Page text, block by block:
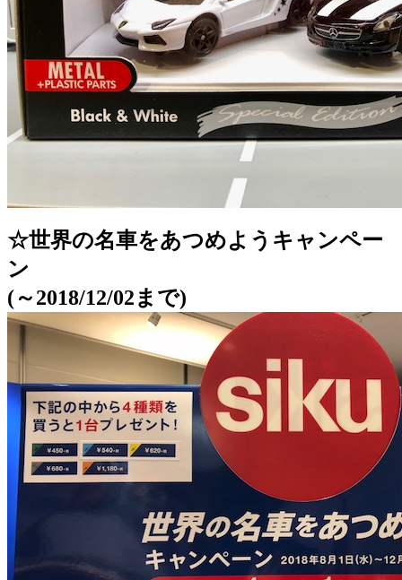
☆世界の名車をあつめようキャンペー
ン
(～2018/12/02まで)